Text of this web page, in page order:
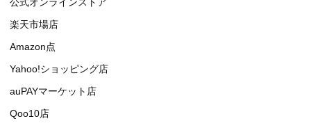
楽天市場店
Amazon点
Yahoo!ショッピング店
auPAYマーケット店
Qoo10店